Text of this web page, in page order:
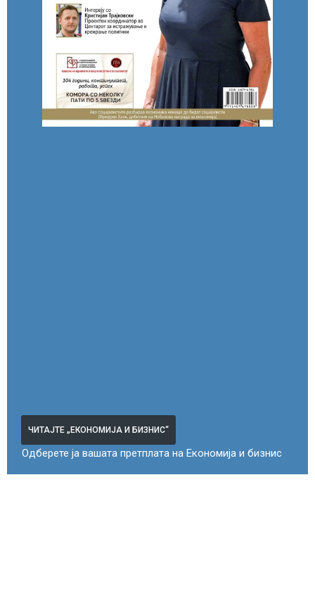
ЧИТАЈТЕ „ЕКОНОМИЈА И БИЗНИС“
Одберете ја вашата претплата на Економија и бизнис